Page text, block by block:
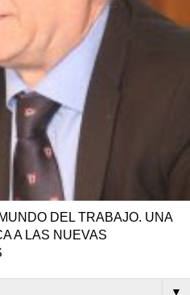
DEL TRABAJO. UNA
A LAS NUEVAS
▼